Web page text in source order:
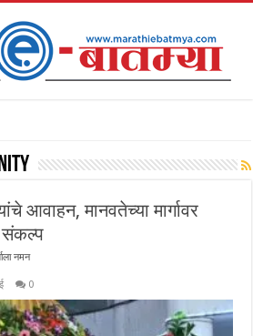
आवाहन, मानवतेच्या मार्गावर
संकल्प
नमन
0